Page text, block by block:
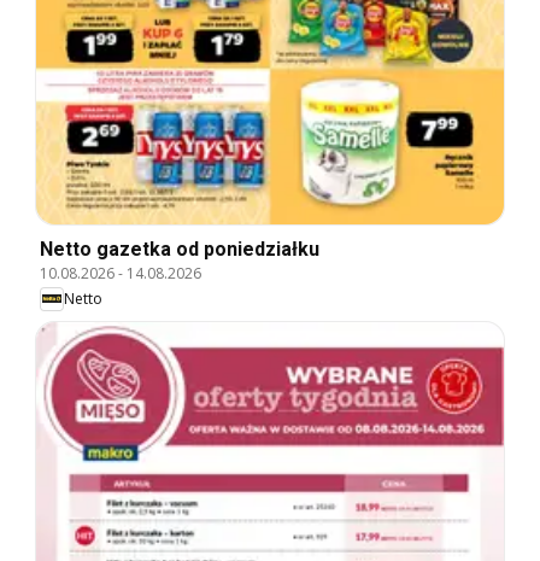
Netto gazetka od poniedziałku
10.08.2026- 14.08.2026
Netto